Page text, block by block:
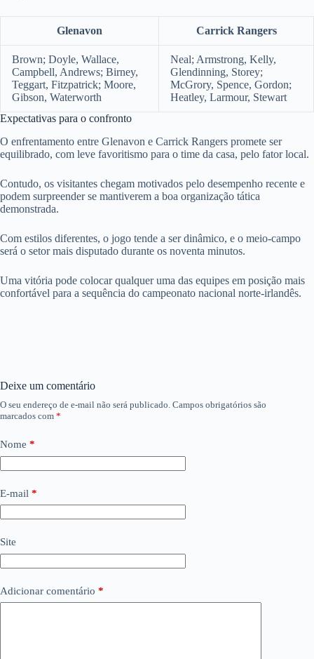
Glenavon Carrick Rangers
Brown; Doyle, Wallace,
Campbell, Andrews; Birney,
Teggart, Fitzpatrick; Moore,
Gibson, Waterworth
Neal; Armstrong, Kelly,
Glendinning, Storey;
McGrory, Spence, Gordon;
Heatley, Larmour, Stewart
Expectativas para o confronto
O enfrentamento entre Glenavon e Carrick Rangers promete ser
equilibrado, com leve favoritismo para o time da casa, pelo fator local.
Contudo, os visitantes chegam motivados pelo desempenho recente e
podem surpreender se mantiverem a boa organização tática
demonstrada.
Com estilos diferentes, o jogo tende a ser dinâmico, e o meio-campo
será o setor mais disputado durante os noventa minutos.
Uma vitória pode colocar qualquer uma das equipes em posição mais
confortável para a sequência do campeonato nacional norte-irlandês.
Deixe um comentário
O seu endereço de e-mail não será publicado. Campos obrigatórios são
marcados com *
Nome *
E-mail *
Site
Adicionar comentário *